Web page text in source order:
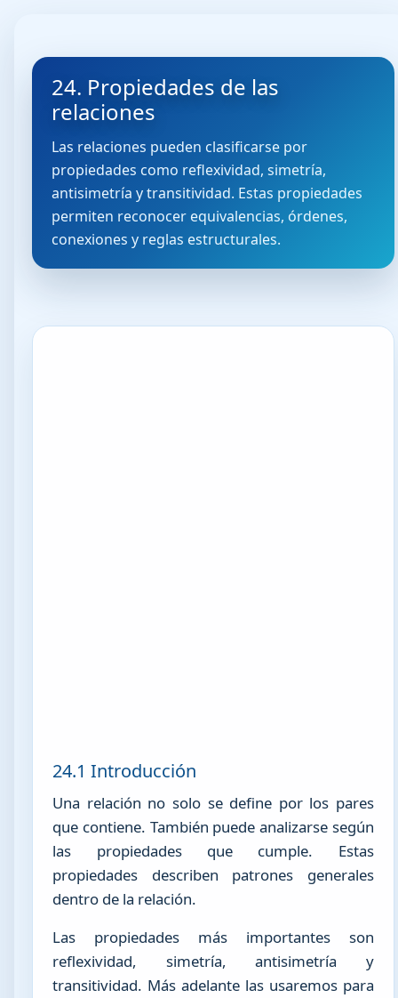
24. Propiedades de las
relaciones
Las relaciones pueden clasificarse por
propiedades como reflexividad, simetría,
antisimetría y transitividad. Estas propiedades
permiten reconocer equivalencias, órdenes,
conexiones y reglas estructurales.
24.1 Introducción
Una relación no solo se define por los pares
que contiene. También puede analizarse según
las propiedades que cumple. Estas
propiedades describen patrones generales
dentro de la relación.
Las propiedades más importantes son
reflexividad, simetría, antisimetría y
transitividad. Más adelante las usaremos para